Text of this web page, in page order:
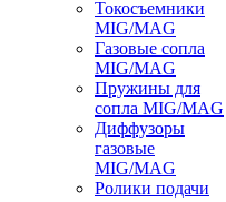
Токосъемники
MIG/MAG
Газовые сопла
MIG/MAG
Пружины для
сопла MIG/MAG
Диффузоры
газовые
MIG/MAG
Ролики подачи